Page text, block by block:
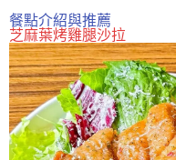
餐點介紹與推薦
芝麻葉烤雞腿沙拉